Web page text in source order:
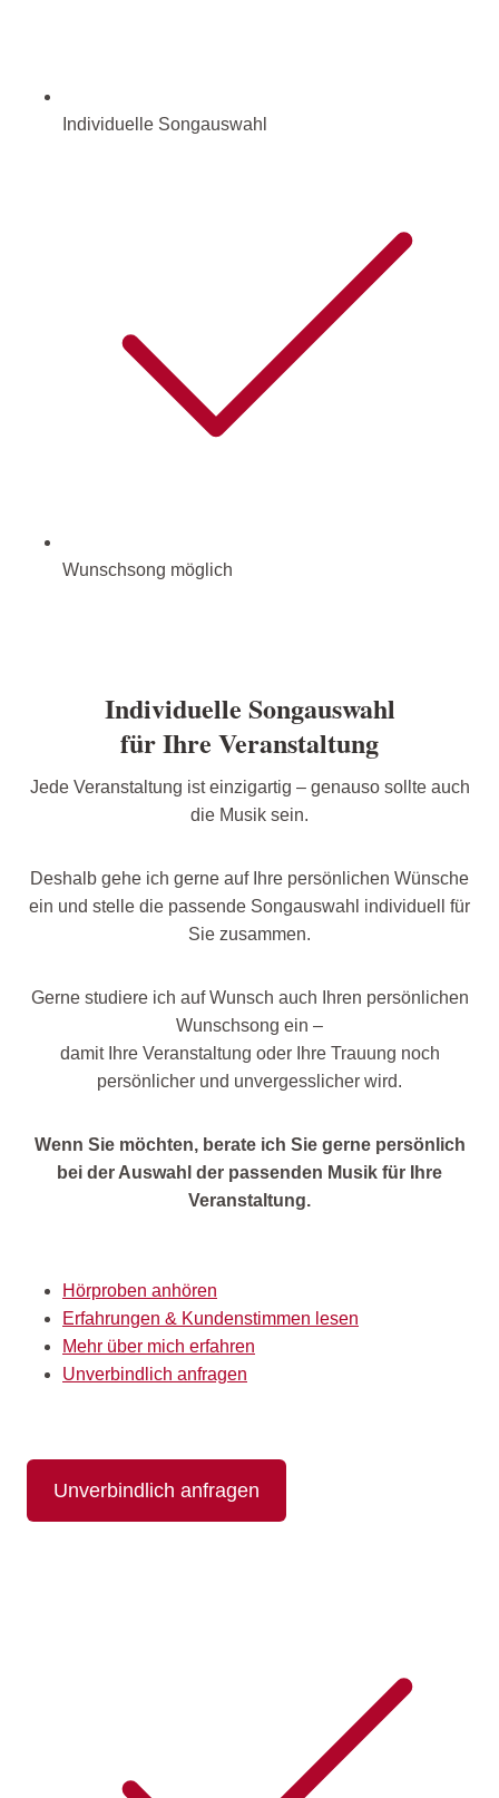
Individuelle Songauswahl
Wunschsong möglich
Individuelle Songauswahl
für Ihre Veranstaltung
Jede Veranstaltung ist einzigartig – genauso sollte auch
die Musik sein.
Deshalb gehe ich gerne auf Ihre persönlichen Wünsche
ein und stelle die passende Songauswahl individuell für
Sie zusammen.
Gerne studiere ich auf Wunsch auch Ihren persönlichen
Wunschsong ein –
damit Ihre Veranstaltung oder Ihre Trauung noch
persönlicher und unvergesslicher wird.
Wenn Sie möchten, berate ich Sie gerne persönlich
bei der Auswahl der passenden Musik für Ihre
Veranstaltung.
Hörproben anhören
Erfahrungen & Kundenstimmen lesen
Mehr über mich erfahren
Unverbindlich anfragen
Unverbindlich anfragen